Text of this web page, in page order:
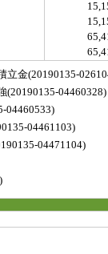
金(20190135-
04460328)
04460533)
04461103)
04471104)